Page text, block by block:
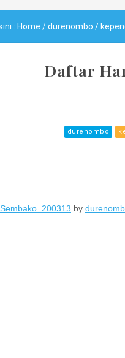
: Home /durenombo /
Daftar
durenombo
by